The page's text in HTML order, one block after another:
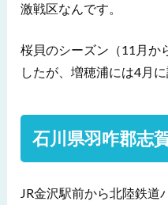
激戦区なんです。
桜貝のシーズン（11月か
したが、増穂浦には4月に
石川県羽咋郡志
JR金沢駅前から北陸鉄道